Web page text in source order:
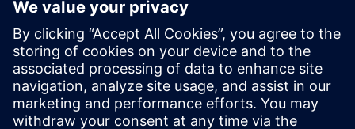
Передумови
Біометрична база даних
Мережева інфраструктура з підключенням до
локальної мережі або Wi-Fi
Підключення до локальної мережі
Протоколи аутентифікації